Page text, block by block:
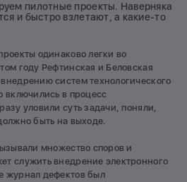
пилотные проекты. Наверняка
и быстро взлетают, а какие-то
одинаково легки во
году Рефтинская и Беловская
систем технологического
включились в процесс
уловили суть задачи, поняли,
быть на выходе.
множество споров и
служить внедрение электронного
журнал дефектов был